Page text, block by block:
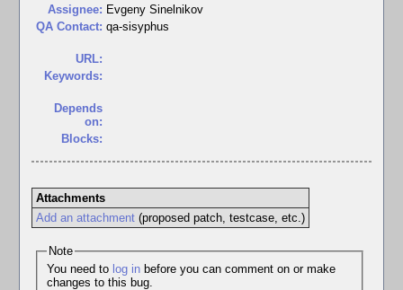
Assignee: Evgeny Sinelnikov
QA Contact: qa-sisyphus
URL:
Keywords:
Depends
on:
Blocks:
Attachments
Add an attachment(proposed patch, testcase, etc.)
Note
You need to log inbefore you can comment on or make
changes to this bug.